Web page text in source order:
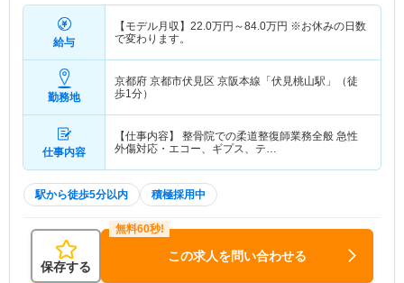
給与
【モデル月収】 22.0万円～84.0万円 ※お休みの日数
で変わります。
勤務地
京都府 京都市伏見区 京阪本線「伏見桃山駅」（徒
歩1分）
仕事内容
【仕事内容】 整骨院での柔道整復師業務全般 急性
外傷対応・エコー、ギプス、テ…
駅から徒歩5分以内 積極採用中
保存する
この求人を問い合わせる